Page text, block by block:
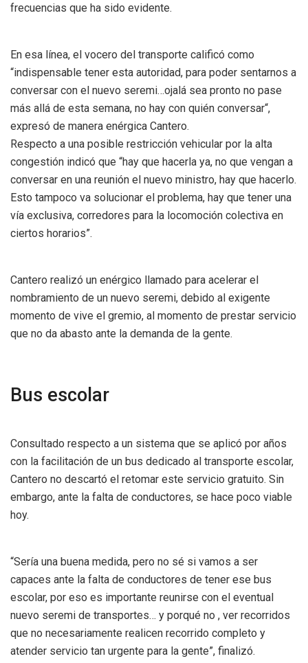
frecuencias que ha sido evidente.
En esa línea, el vocero del transporte calificó como
“indispensable tener esta autoridad, para poder sentarnos a
conversar con el nuevo seremi…ojalá sea pronto no pase
más allá de esta semana, no hay con quién conversar“,
expresó de manera enérgica Cantero.
Respecto a una posible restricción vehicular por la alta
congestión indicó que “hay que hacerla ya, no que vengan a
conversar en una reunión el nuevo ministro, hay que hacerlo.
Esto tampoco va solucionar el problema, hay que tener una
vía exclusiva, corredores para la locomoción colectiva en
ciertos horarios”.
Cantero realizó un enérgico llamado para acelerar el
nombramiento de un nuevo seremi, debido al exigente
momento de vive el gremio, al momento de prestar servicio
que no da abasto ante la demanda de la gente.
Bus escolar
Consultado respecto a un sistema que se aplicó por años
con la facilitación de un bus dedicado al transporte escolar,
Cantero no descartó el retomar este servicio gratuito. Sin
embargo, ante la falta de conductores, se hace poco viable
hoy.
“Sería una buena medida, pero no sé si vamos a ser
capaces ante la falta de conductores de tener ese bus
escolar, por eso es importante reunirse con el eventual
nuevo seremi de transportes… y porqué no , ver recorridos
que no necesariamente realicen recorrido completo y
atender servicio tan urgente para la gente”, finalizó.